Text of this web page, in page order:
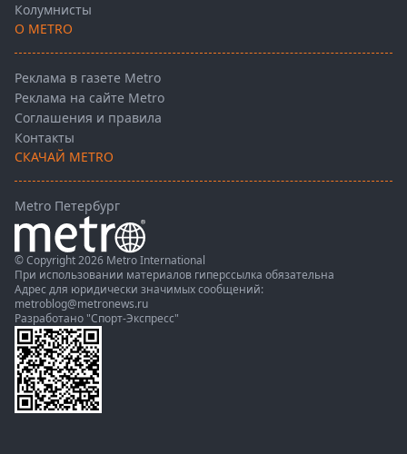
Колумнисты
О METRO
Реклама в газете Metro
Реклама на сайте Metro
Соглашения и правила
Контакты
СКАЧАЙ METRO
Metro Петербург
© Copyright 2026 Metro International
При использовании материалов гиперссылка обязательна
Адрес для юридически значимых сообщений:
metroblog@metronews.ru
Разработано "Спорт-Экспресс"